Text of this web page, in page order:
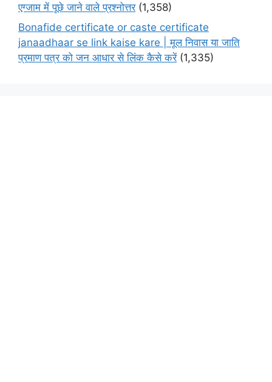
एग्जाम में पूछे जाने वाले प्रश्नोत्तर (1,358)
Bonafide certificate or caste certificate
janaadhaar se link kaise kare | मूल निवास या जाति
प्रमाण पत्र को जन आधार से लिंक कैसे करें (1,335)